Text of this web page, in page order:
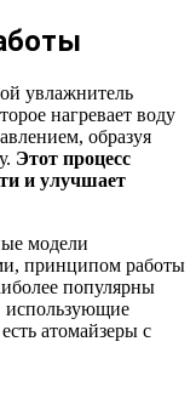
увлажнитель
нагревает воду
образуя
Этот процесс
и улучшает
модели
принципом работы
популярны
использующие
атомайзеры с